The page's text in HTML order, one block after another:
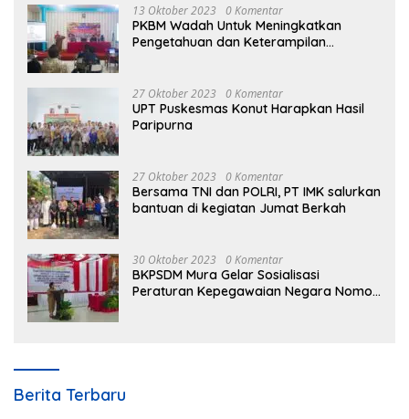
13 Oktober 2023 0 Komentar
PKBM Wadah Untuk Meningkatkan
Pengetahuan dan Keterampilan
27 Oktober 2023 0 Komentar
UPT Puskesmas Konut Harapkan Hasil
Paripurna
27 Oktober 2023 0 Komentar
Bersama TNI dan POLRI, PT IMK salurkan
bantuan di kegiatan Jumat Berkah
30 Oktober 2023 0 Komentar
BKPSDM Mura Gelar Sosialisasi
Peraturan Kepegawaian Negara Nomor
Berita Terbaru